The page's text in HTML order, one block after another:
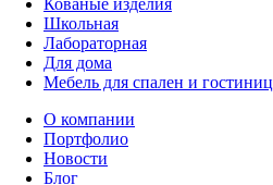
Школьная
Лабораторная
Для дома
Мебель для спален и гостиниц
О компании
Портфолио
Новости
Блог